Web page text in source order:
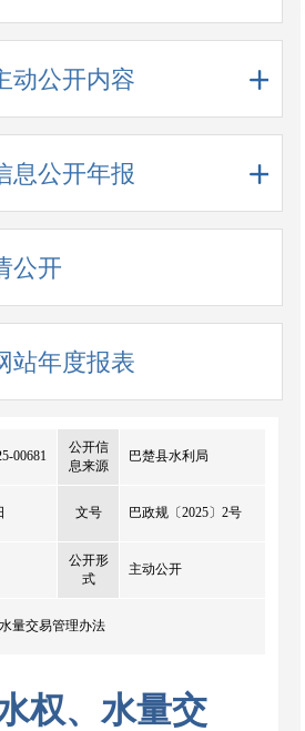
动公开内容
息公开年报
公开
站年度报表
00681
公开信
息来源
巴楚县水利局
文号 巴政规〔2025〕2号
公开形
式
主动公开
量交易管理办法
权、水量交